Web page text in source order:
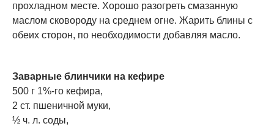
прохладном месте. Хорошо разогреть смазанную
маслом сковороду на среднем огне. Жарить блины с
обеих сторон, по необходимости добавляя масло.
Заварные блинчики на кефире
500 г 1%-го кефира,
2 ст. пшеничной муки,
½ ч. л. соды,